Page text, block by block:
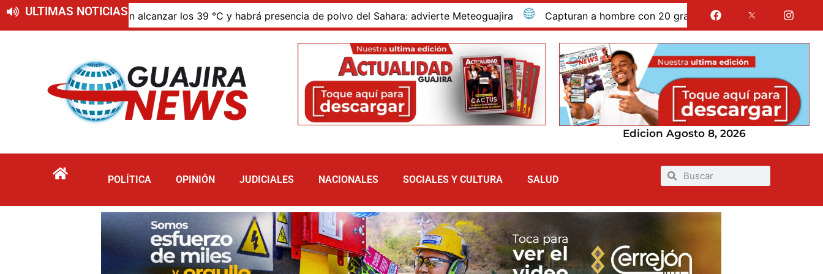
ULTIMAS NOTICIAS
podrían alcanzar los 39 °C y habrá presencia de polvo del Sahara: advierte Meteoguajira Capturan a hombre con 20 gramos de bazuco ocultos en la
Edicion Agosto 8, 2026
POLÍTICA OPINIÓN JUDICIALES NACIONALES SOCIALES Y CULTURA SALUD